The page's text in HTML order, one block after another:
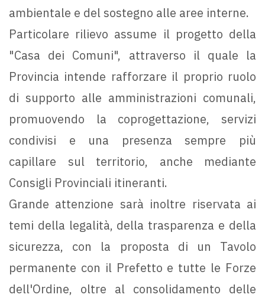
ambientale e del sostegno alle aree interne.
Particolare rilievo assume il progetto della
"Casa dei Comuni", attraverso il quale la
Provincia intende rafforzare il proprio ruolo
di supporto alle amministrazioni comunali,
promuovendo la coprogettazione, servizi
condivisi e una presenza sempre più
capillare sul territorio, anche mediante
Consigli Provinciali itineranti.
Grande attenzione sarà inoltre riservata ai
temi della legalità, della trasparenza e della
sicurezza, con la proposta di un Tavolo
permanente con il Prefetto e tutte le Forze
dell'Ordine, oltre al consolidamento delle